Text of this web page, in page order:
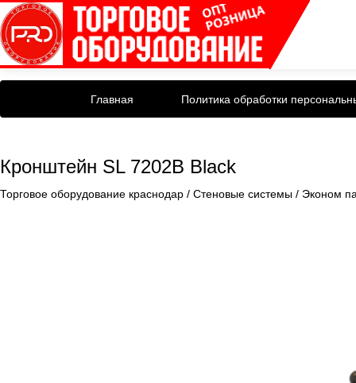
Главная Политика обработки
Кронштейн SL 7202B Black
Торговое оборудование краснодар / Стеновые системы / Эконом